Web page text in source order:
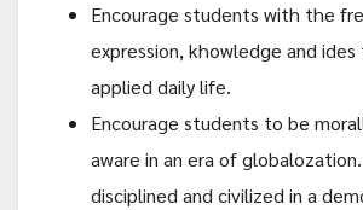
Encourage students with the
expression, khowledge and
applied daily life.
Encourage students to be
aware in an era of
disciplined and civilized in a